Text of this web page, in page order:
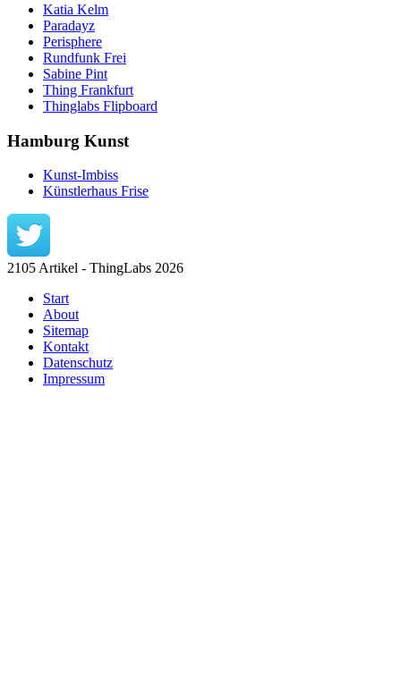
Katia Kelm
Paradayz
Perisphere
Rundfunk Frei
Sabine Pint
Thing Frankfurt
Thinglabs Flipboard
Hamburg Kunst
Kunst-Imbiss
Künstlerhaus Frise
2105 Artikel - ThingLabs 2026
Start
About
Sitemap
Kontakt
Datenschutz
Impressum